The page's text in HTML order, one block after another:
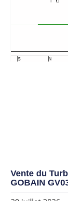
Vente du
GOBAIN